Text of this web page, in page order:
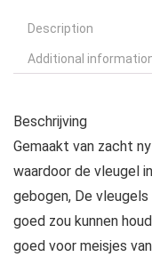
Description
Additional
Beschrijving
Gemaakt van zacht
waardoor de vleugel
gebogen, De
goed zou kunnen
goed voor meisjes